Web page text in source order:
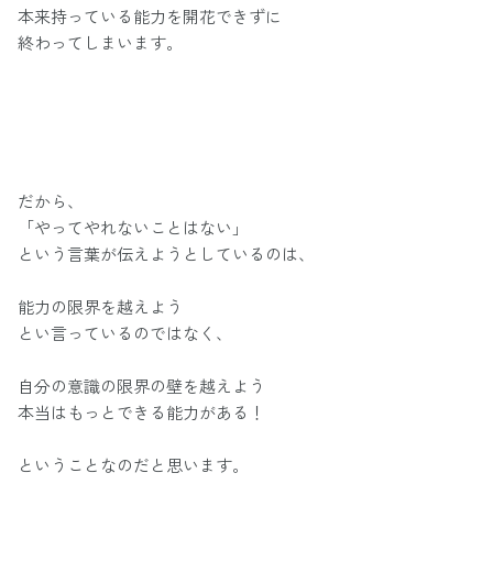
本来持っている能力を開花できずに
終わってしまいます。
だから、
「やってやれないことはない」
という言葉が伝えようとしているのは、
能力の限界を越えよう
とい言っているのではなく、
自分の意識の限界の壁を越えよう
本当はもっとできる能力がある！
ということなのだと思います。